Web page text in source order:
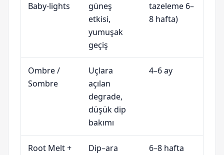
Baby-lights
güneş
etkisi,
yumuşak
geçiş
tazeleme 6–
8 hafta)
Ombre /
Sombre
Uçlara
açılan
degrade,
düşük dip
bakımı
4–6 ay
Root Melt +
Dip–ara
6–8 hafta